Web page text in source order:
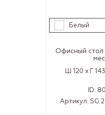
Белый
Офисный
Ш 120 x Г
ID:
Артикул: